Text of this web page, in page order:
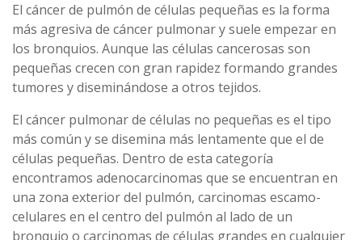
El cáncer de pulmón de células pequeñas es la forma
más agresiva de cáncer pulmonar y suele empezar en
los bronquios. Aunque las células cancerosas son
pequeñas crecen con gran rapidez formando grandes
tumores y diseminándose a otros tejidos.
El cáncer pulmonar de células no pequeñas es el tipo
más común y se disemina más lentamente que el de
células pequeñas. Dentro de esta categoría
encontramos adenocarcinomas que se encuentran en
una zona exterior del pulmón, carcinomas escamo-
celulares en el centro del pulmón al lado de un
bronquio o carcinomas de células grandes en cualquier